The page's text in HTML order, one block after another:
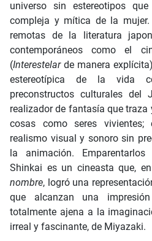
universo sin estereotipos
compleja y mítica de la
remotas de la literatura
contemporáneos como el
(Interestelarde manera
estereotípica de la vida
preconstructos culturales
realizador de fantasía que
cosas como seres vivientes;
realismo visual y sonoro sin
la animación.
Shinkai es un cineasta que,
nombre, logró una
que alcanzan una
totalmente ajena a la
irreal y fascinante, de Miyazaki.